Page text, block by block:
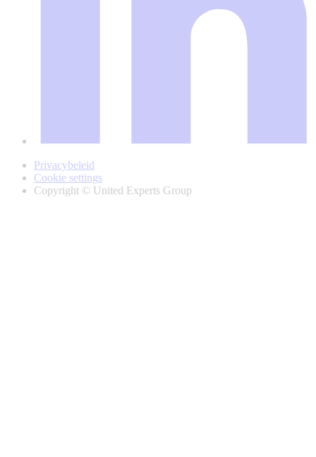
Privacybeleid
Cookie settings
Copyright © United Experts Group